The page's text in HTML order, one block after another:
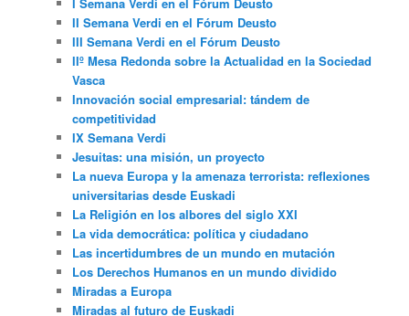
II Semana Verdi en el Fórum Deusto
III Semana Verdi en el Fórum Deusto
IIº Mesa Redonda sobre la Actualidad en la Sociedad
Vasca
Innovación social empresarial: tándem de
competitividad
IX Semana Verdi
Jesuitas: una misión, un proyecto
La nueva Europa y la amenaza terrorista: reflexiones
universitarias desde Euskadi
La Religión en los albores del siglo XXI
La vida democrática: política y ciudadano
Las incertidumbres de un mundo en mutación
Los Derechos Humanos en un mundo dividido
Miradas a Europa
Miradas al futuro de Euskadi